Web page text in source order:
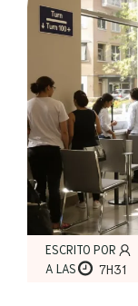
ESCRITO POR
A LAS 7H31